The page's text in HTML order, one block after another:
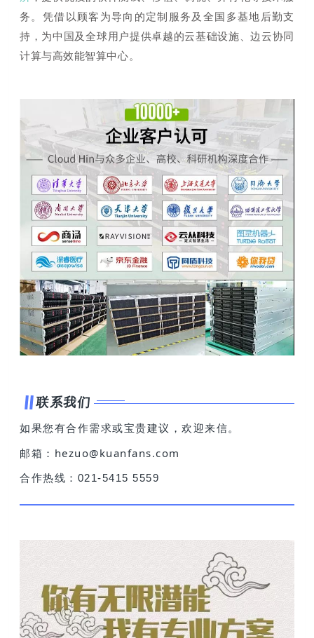
务。凭借 以顾客为导向的定制服务及全国多基地后勤支
持，为中国及全球用户提供卓越的云基础设施、边云协同
计算与高效能智算中心。
联系我们
如果您有合作需求或宝贵建议，欢迎来信。
邮箱：hezuo@kuanfans.com
合作热线：021-5415 5559